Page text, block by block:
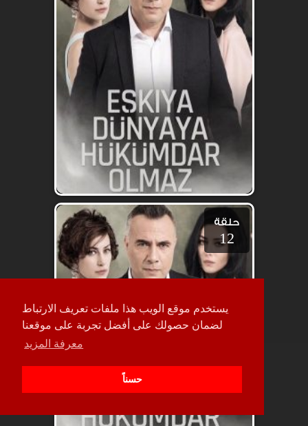
يستخدم موقع الويب هذا ملفات تعريف الارتباط
لضمان حصولك على أفضل تجربة على موقعنا
معرفة المزيد
حسناً
حلقة
12